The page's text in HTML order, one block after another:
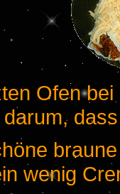
Ofen
darum,
wenig